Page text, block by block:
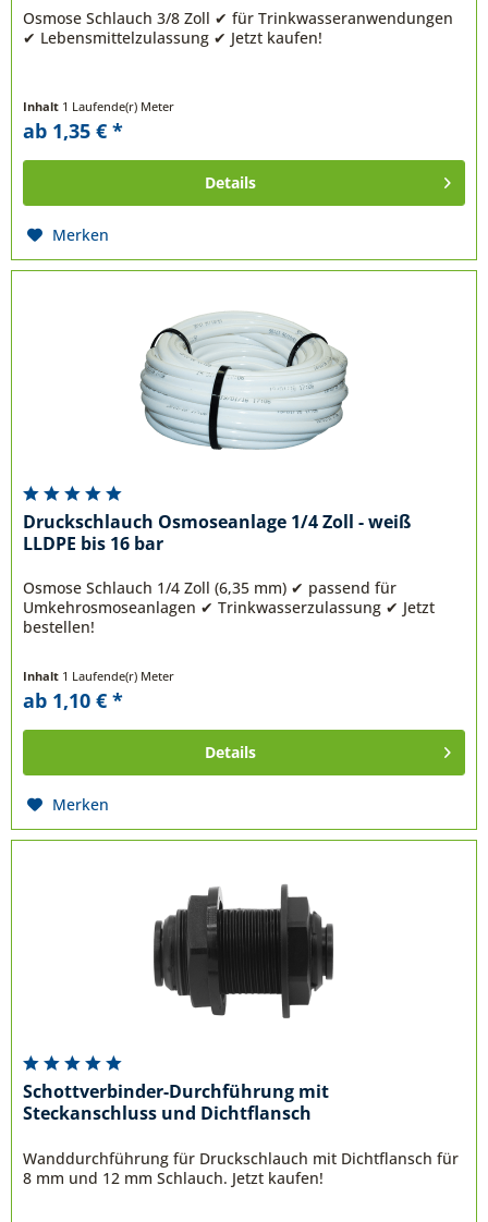
Osmose Schlauch 3/8 Zoll ✔ für Trinkwasseranwendungen
✔ Lebensmittelzulassung ✔ Jetzt kaufen!
Inhalt 1 Laufende(r) Meter
ab 1,35 € *
Details
Merken
Druckschlauch Osmoseanlage 1/4 Zoll - weiß
LLDPE bis 16 bar
Osmose Schlauch 1/4 Zoll (6,35 mm) ✔ passend für
Umkehrosmoseanlagen ✔ Trinkwasserzulassung ✔ Jetzt
bestellen!
Inhalt 1 Laufende(r) Meter
ab 1,10 € *
Details
Merken
Schottverbinder-Durchführung mit
Steckanschluss und Dichtflansch
Wanddurchführung für Druckschlauch mit Dichtflansch für
8 mm und 12 mm Schlauch. Jetzt kaufen!